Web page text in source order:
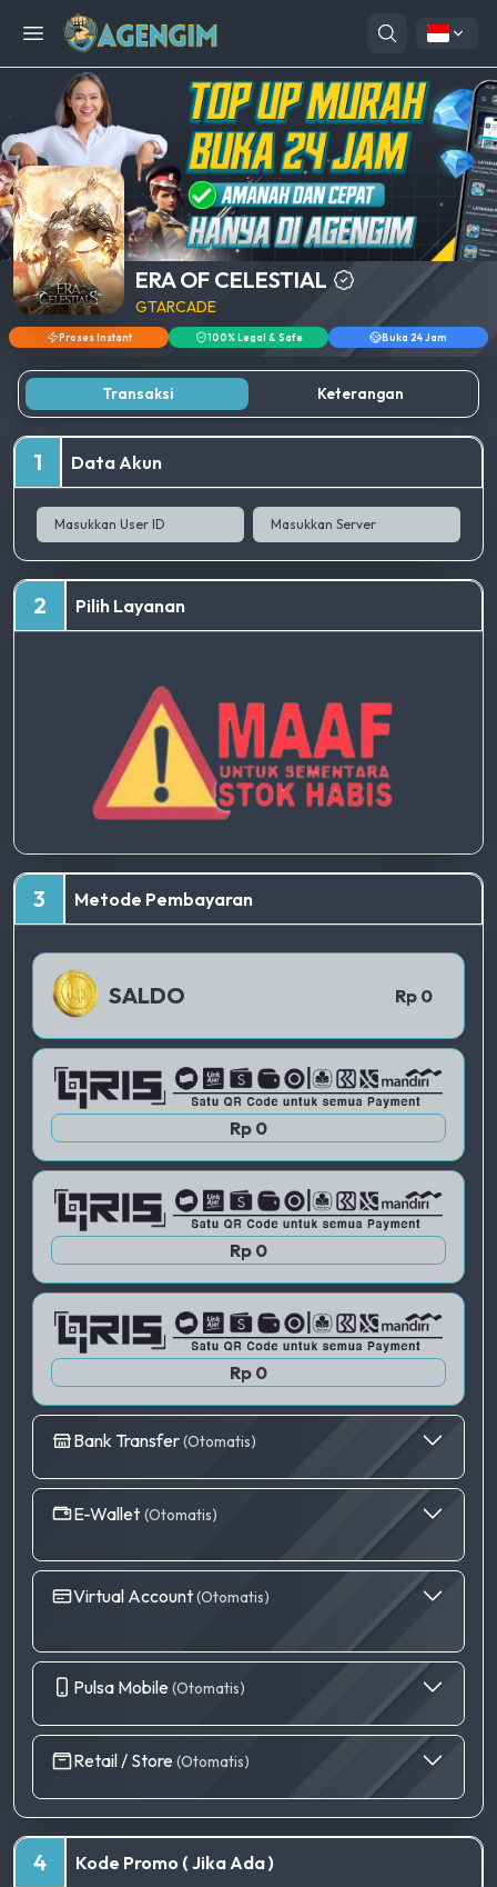
Open menu
ERA OF CELESTIAL
GTARCADE
Proses Instant 100% Legal & Safe Buka 24 Jam
Transaksi Keterangan
1 Data Akun
2 Pilih Layanan
3 Metode Pembayaran
SALDO Rp 0
Rp 0
QRIS 1
Rp 0
QRIS 2
Rp 0
QRIS 3
Bank Transfer(Otomatis)
E-Wallet (Otomatis)
Virtual Account(Otomatis)
Pulsa Mobile (Otomatis)
Retail / Store (Otomatis)
4 Kode Promo ( Jika Ada )